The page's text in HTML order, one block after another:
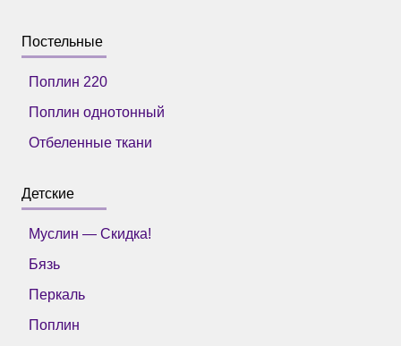
Постельные
Поплин 220
Поплин однотонный
Отбеленные ткани
Детские
Муслин — Скидка!
Бязь
Перкаль
Поплин